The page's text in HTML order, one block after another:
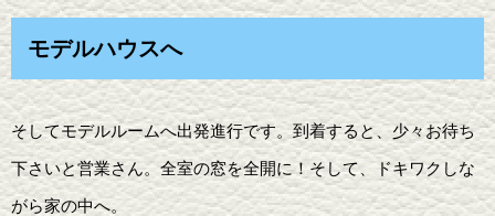
モデルハウスへ
そしてモデルルームへ出発進行です。到着すると、少々お待ち
下さいと営業さん。全室の窓を全開に！そして、ドキワクしな
がら家の中へ。